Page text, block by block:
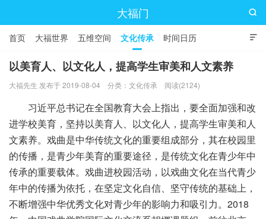
大福门

首页 大福世界 五维空间 文化传承 时间日历

以美育人、以文化人，提高学生审美和人文素养
大福先生 发布于 2019-08-04 分类： 文化传承 阅读(2124)
习近平总书记在全国教育大会上指出，要全面加强和改
进学校美育，坚持以美育人、以文化人，提高学生审美和人
文素养。戏曲是中华传统文化的重要组成部分，其在校园里
的传播，是青少年美育的重要途径，是传统文化在青少年中
传承的重要载体。戏曲进校园活动，以戏曲文化在当代青少
年中的传播为依托，在坚定文化自信、坚守传统的基础上，
不断增强中华优秀文化对青少年的影响力和吸引力。2018